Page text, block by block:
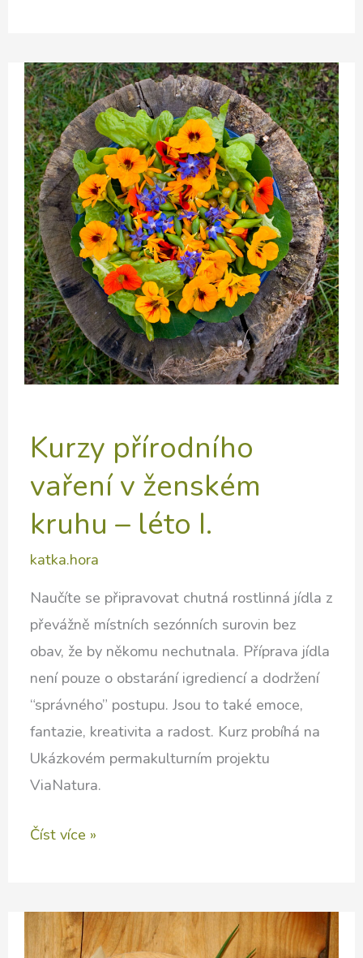
Vlčí
Hoře
2022
Kurzy přírodního
vaření v ženském
kruhu – léto I.
katka.hora
Naučíte se připravovat chutná rostlinná jídla z
převážně místních sezónních surovin bez
obav, že by někomu nechutnala. Příprava jídla
není pouze o obstarání igrediencí a dodržení
“správného” postupu. Jsou to také emoce,
fantazie, kreativita a radost. Kurz probíhá na
Ukázkovém permakulturním projektu
ViaNatura.
Kurzy
v
ženském
Číst více »